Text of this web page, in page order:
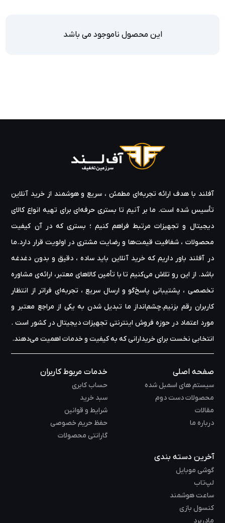
این محصول ناموجود می باشد
آفلند با هدف ارائه‌ تجربه‌ای مطمئن ، سریع و هوشمند از خرید آنلاین
تأسیس شده است. ما بر آنیم تا بستری حرفه‌ای برای تهیه‌ انواع کالای
دیجیتال و تجهیزات مرتبط فراهم کنیم ؛ بستری که در آن کیفیت
محصولات ، شفافیت قیمت‌ها و رضایت مشتری در اولویت قرار دارد.ما
در آفلند باور داریم که خرید آنلاین باید ساده ، دقیق و بدون دغدغه
باشد. از این رو تلاش می‌کنیم تا با تأمین کالاهای معتبر، ارائه‌ی مشاوره‌
تخصصی ، پشتیبانی پاسخ‌گو و ارسال سریع ، تجربه‌ای فراتر از انتظار
کاربران رقم بزنیم.چشم‌انداز ما تبدیل شدن به یکی از مراجع معتبر و
مورد اعتماد در حوزه‌ فروش اینترنتی تجهیزات دیجیتال در کشور است .
انتخابی نخست برای خریدارانی که به کیفیت و خدمات اهمیت می‌دهند.
صفحه اصلی
سیستم های اسمبل شده
محصولات دست دوم
مقالات
درباره ما
خدمات مربوط کاربران
حساب کابری
سبد خرید
شرایط و قوانین
حفظ حریم خصوصی
گارانتی محصولات
آخرین دسته بندی
گوشی موبایل
لپ‌تاب
ساعت هوشمند
کنسول بازی
مادربرد